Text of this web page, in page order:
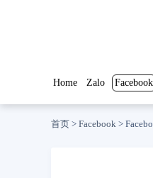
Home Zalo Facebook
首页 > Facebook >